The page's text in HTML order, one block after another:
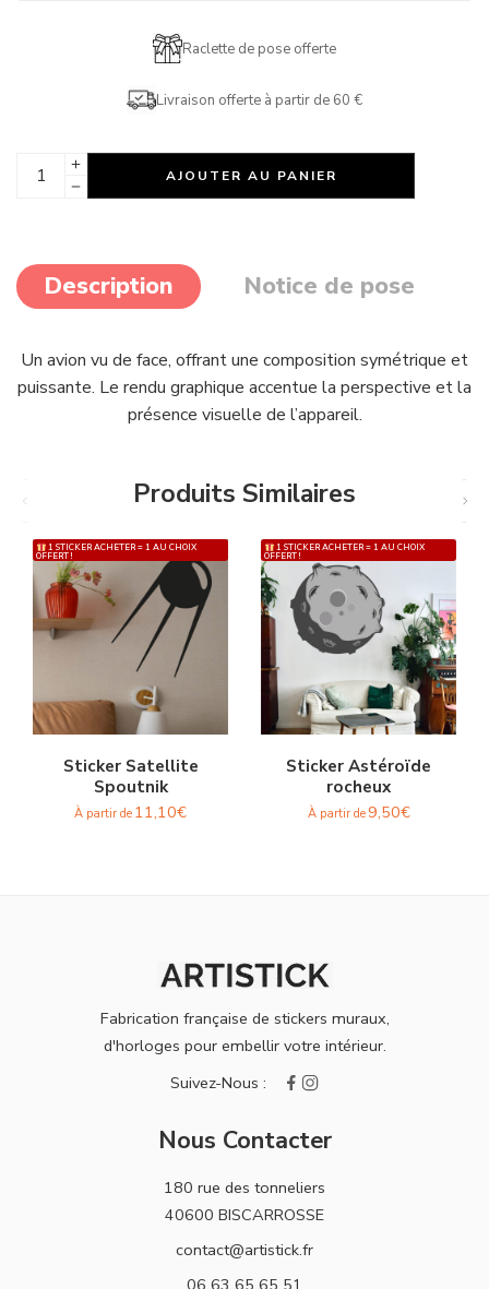
Raclette de pose offerte
Livraison offerte à partir de 60 €
AJOUTER AU PANIER
Description Notice de pose
Un avion vu de face, offrant une composition symétrique et
puissante. Le rendu graphique accentue la perspective et la
présence visuelle de l’appareil.
Produits Similaires
1 STICKER ACHETER = 1 AU CHOIX
OFFERT !
Sticker Satellite
Spoutnik
À partir de 11,10€
1 STICKER ACHETER = 1 AU CHOIX
OFFERT !
Sticker Astéroïde
rocheux
À partir de9,50€
Fabrication française de stickers muraux,
d'horloges pour embellir votre intérieur.
Nous Contacter
180 rue des tonneliers
40600 BISCARROSSE
contact@artistick.fr
06 63 65 65 51